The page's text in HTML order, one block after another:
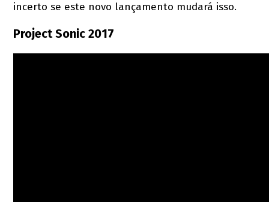
incerto se este novo lançamento mudará isso.
Project Sonic 2017